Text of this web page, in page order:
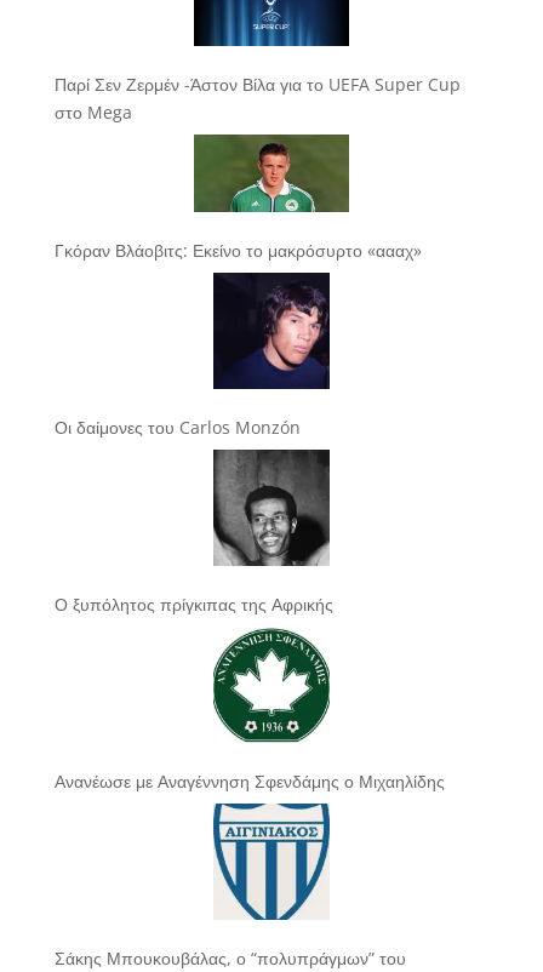
Παρί Σεν Ζερμέν -Άστον Βίλα για το UEFA Super Cup
στο Mega
Γκόραν Βλάοβιτς: Εκείνο το μακρόσυρτο «αααχ»
Οι δαίμονες του Carlos Monzón
Ο ξυπόλητος πρίγκιπας της Αφρικής
Ανανέωσε με Αναγέννηση Σφενδάμης ο Μιχαηλίδης
Σάκης Μπουκουβάλας, ο “πολυπράγμων” του